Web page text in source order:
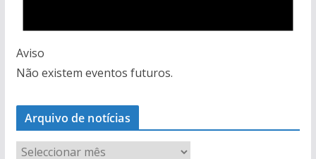
Aviso
Não existem eventos futuros.
Arquivo de notícias